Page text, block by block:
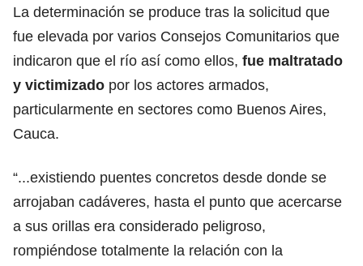
La determinación se produce tras la solicitud que
fue elevada por varios Consejos Comunitarios que
indicaron que el río así como ellos, fue maltratado
y victimizado por los actores armados,
particularmente en sectores como Buenos Aires,
Cauca.
“...existiendo puentes concretos desde donde se
arrojaban cadáveres, hasta el punto que acercarse
a sus orillas era considerado peligroso,
rompiéndose totalmente la relación con la